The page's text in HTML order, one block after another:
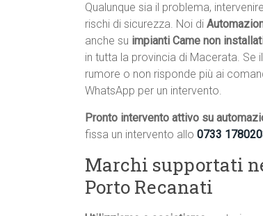
Qualunque sia il problema,
rischi di sicurezza. Noi di
anche su impianti Came non
in tutta la provincia di Macerata.
rumore o non risponde più ai
WhatsApp per un intervento.
Pronto intervento attivo su
fissa un intervento allo 0733
Marchi supportati
Porto Recanati